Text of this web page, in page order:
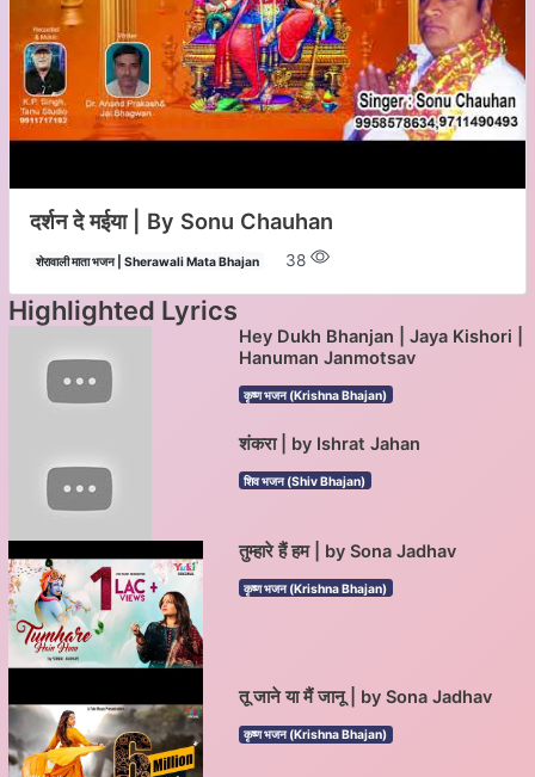
दर्शन दे मईया | By Sonu Chauhan
शेरावाली माता भजन | Sherawali Mata Bhajan 38
Highlighted Lyrics
Hey Dukh Bhanjan | Jaya Kishori |
Hanuman Janmotsav
कृष्ण भजन (Krishna Bhajan)
शंकरा | by Ishrat Jahan
शिव भजन (Shiv Bhajan)
तुम्हारे हैं हम | by Sona Jadhav
कृष्ण भजन (Krishna Bhajan)
तू जाने या मैं जानू | by Sona Jadhav
कृष्ण भजन (Krishna Bhajan)